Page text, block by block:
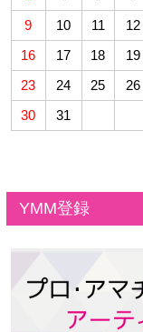
9
10 11 12
16
17 18 19
23
24 25 26
30
31
YMM登録